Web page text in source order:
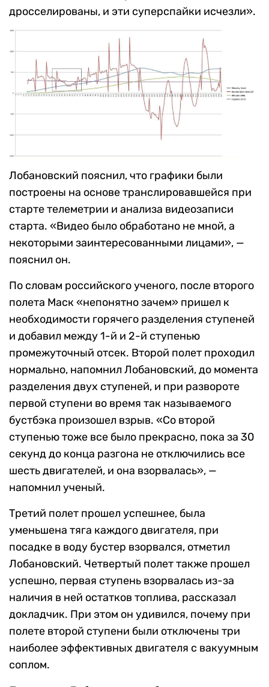
дросселированы, и эти суперспайки исчезли».
Лобановский пояснил, что графики были
построены на основе транслировавшейся при
старте телеметрии и анализа видеозаписи
старта. «Видео было обработано не мной, а
некоторыми заинтересованными лицами», —
пояснил он.
По словам российского ученого, после второго
полета Маск «непонятно зачем» пришел к
необходимости горячего разделения ступеней
и добавил между 1-й и 2-й ступенью
промежуточный отсек. Второй полет проходил
нормально, напомнил Лобановский, до момента
разделения двух ступеней, и при развороте
первой ступени во время так называемого
бустбэка произошел взрыв. «Со второй
ступенью тоже все было прекрасно, пока за 30
секунд до конца разгона не отключились все
шесть двигателей, и она взорвалась», —
напомнил ученый.
Третий полет прошел успешнее, была
уменьшена тяга каждого двигателя, при
посадке в воду бустер взорвался, отметил
Лобановский. Четвертый полет также прошел
успешно, первая ступень взорвалась из-за
наличия в ней остатков топлива, рассказал
докладчик. При этом он удивился, почему при
полете второй ступени были отключены три
наиболее эффективных двигателя с вакуумным
соплом.